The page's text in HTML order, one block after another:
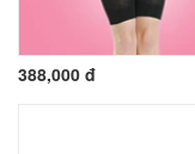
388,000 đ